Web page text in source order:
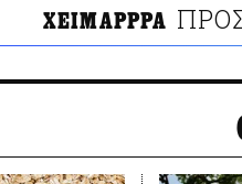
ΧΕΙΜΑΡΡΡΑ